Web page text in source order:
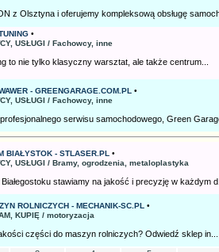
z Olsztyna i oferujemy kompleksową obsługę
•
USŁUGI / Fachowcy, inne
to nie tylko klasyczny warsztat, ale także centrum...
- GREENGARAGE.COM.PL •
USŁUGI / Fachowcy, inne
serwisu samochodowego, Green
BIAŁYSTOK - STLASER.PL •
USŁUGI / Bramy, ogrodzenia, metaloplastyka
stawiamy na jakość i precyzję w każdym
ROLNICZYCH - MECHANIK-SC.PL •
KUPIĘ / motoryzacja
części do maszyn rolniczych? Odwiedź sklep in...